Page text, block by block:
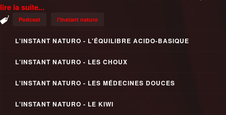
lire la suite...
Podcast l'instant naturo
L'INSTANT NATURO - L'ÉQUILIBRE ACIDO-BASIQUE
L'INSTANT NATURO - LES CHOUX
L'INSTANT NATURO - LES MÉDECINES DOUCES
L'INSTANT NATURO - LE KIWI